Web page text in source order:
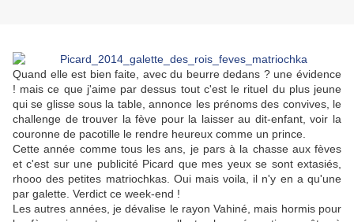
Quand elle est bien faite, avec du beurre dedans ? une évidence
! mais ce que j'aime par dessus tout c'est le rituel du plus jeune
qui se glisse sous la table, annonce les prénoms des convives, le
challenge de trouver la fève pour la laisser au dit-enfant, voir la
couronne de pacotille le rendre heureux comme un prince.
Cette année comme tous les ans, je pars à la chasse aux fèves
et c'est sur une publicité Picard que mes yeux se sont extasiés,
rhooo des petites matriochkas. Oui mais voila, il n'y en a qu'une
par galette. Verdict ce week-end !
Les autres années, je dévalise le rayon Vahiné, mais hormis pour